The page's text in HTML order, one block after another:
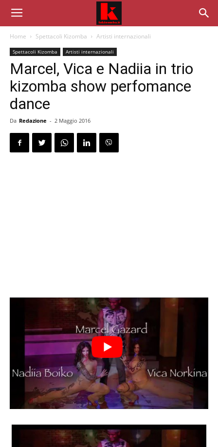
Home Spettacoli Kizomba Artisti internazionali
Spettacoli Kizomba Artisti internazionali
Marcel, Vica e Nadiia in trio
kizomba show perfomance
dance
Da Redazione - 2 Maggio 2016